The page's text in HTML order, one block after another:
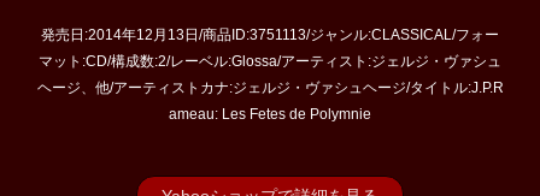
発売日:2014年12月13日/商品ID:3751113/ジャンル:CLASSICAL/フォー
マット:CD/構成数:2/レーベル:Glossa/アーティスト:ジェルジ・ヴァシュ
ヘージ、他/アーティストカナ:ジェルジ・ヴァシュヘージ/タイトル:J.P.R
ameau: Les Fetes de Polymnie